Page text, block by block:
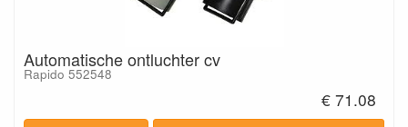
Automatische ontluchter cv
Rapido 552548
€ 71.08